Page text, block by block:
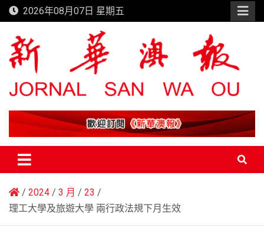
Skip
to
content
2026年08月07日 星期五
新華澳報
2024 3 月
23
理工大學及旅遊大學 兩行政法規下月生效